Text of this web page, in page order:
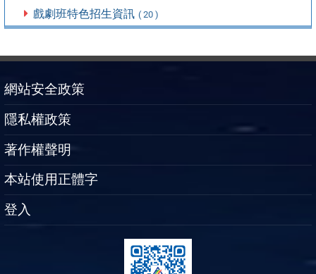
戲劇班特色招生資訊 ( 20 )
網站安全政策
隱私權政策
著作權聲明
本站使用正體字
登入